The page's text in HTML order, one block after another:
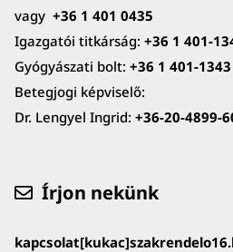
vagy +36 1 401 0435
Igazgatói titkárság: +36 1 401-
Gyógyászati bolt: +36 1 401-1343
Betegjogi képviselő:
Dr. Lengyel Ingrid: +36-20-4899-
Írjon nekünk